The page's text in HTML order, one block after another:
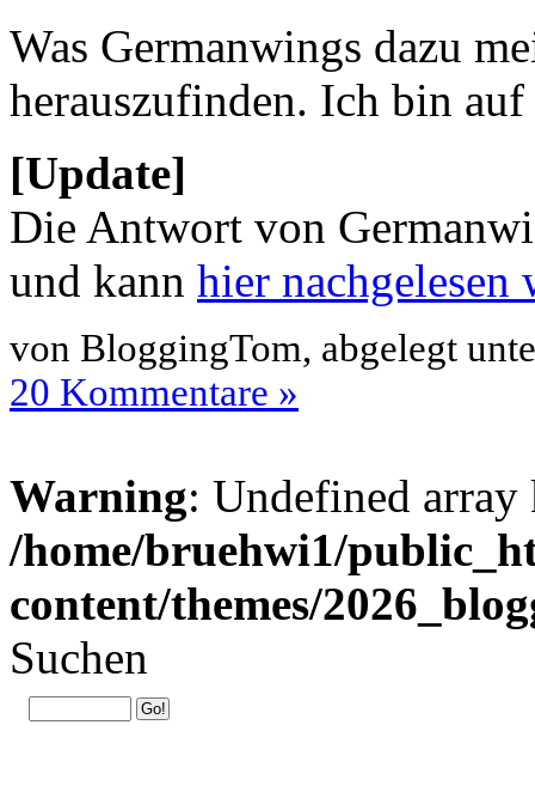
Was Germanwings dazu
herauszufinden. Ich bin
[Update]
Die Antwort von
und kann hier nachgelesen
von BloggingTom, abgelegt
20 Kommentare »
Warning: Undefined
/home/bruehwi1/
content/themes/
Suchen